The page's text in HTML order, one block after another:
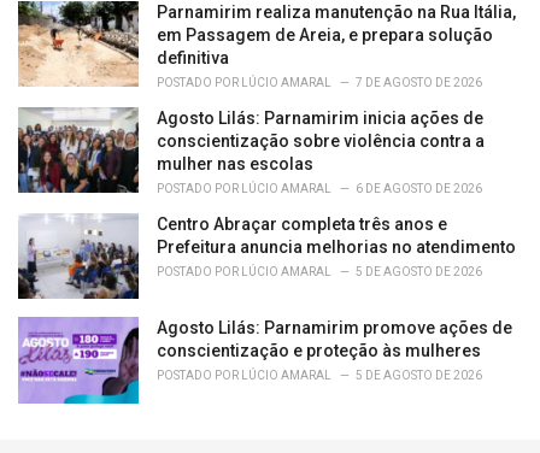
Parnamirim realiza manutenção na Rua Itália,
em Passagem de Areia, e prepara solução
definitiva
POSTADO POR LÚCIO AMARAL 7 DE AGOSTO DE 2026
Agosto Lilás: Parnamirim inicia ações de
conscientização sobre violência contra a
mulher nas escolas
POSTADO POR LÚCIO AMARAL 6 DE AGOSTO DE 2026
Centro Abraçar completa três anos e
Prefeitura anuncia melhorias no atendimento
POSTADO POR LÚCIO AMARAL 5 DE AGOSTO DE 2026
Agosto Lilás: Parnamirim promove ações de
conscientização e proteção às mulheres
POSTADO POR LÚCIO AMARAL 5 DE AGOSTO DE 2026